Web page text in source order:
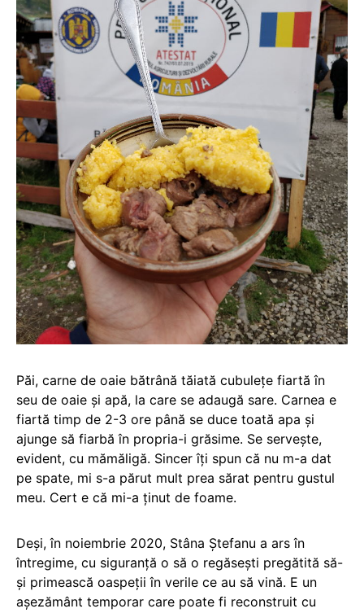
Păi, carne de oaie bătrână tăiată cubulețe fiartă în
seu de oaie și apă, la care se adaugă sare. Carnea e
fiartă timp de 2-3 ore până se duce toată apa și
ajunge să fiarbă în propria-i grăsime. Se servește,
evident, cu mămăligă. Sincer îți spun că nu m-a dat
pe spate, mi s-a părut mult prea sărat pentru gustul
meu. Cert e că mi-a ținut de foame.
Deși, în noiembrie 2020, Stâna Ștefanu a ars în
întregime, cu siguranță o să o regăsești pregătită să-
și primească oaspeții în verile ce au să vină. E un
așezământ temporar care poate fi reconstruit cu